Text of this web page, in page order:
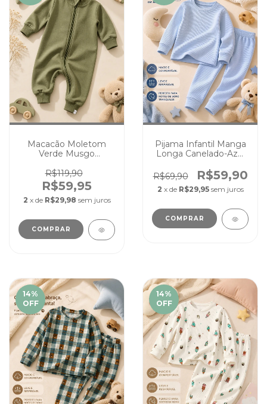
Macacão Moletom
Verde Musgo
Infantil Quentinho
Inverno
R$119,90
R$59,95
2 x de R$29,98 sem juros
COMPRAR
Pijama Infantil Manga
Longa Canelado-Azul
Conforto e Maciez
R$69,90 R$59,90
2 x de R$29,95 sem juros
COMPRAR
14%
OFF
14%
OFF